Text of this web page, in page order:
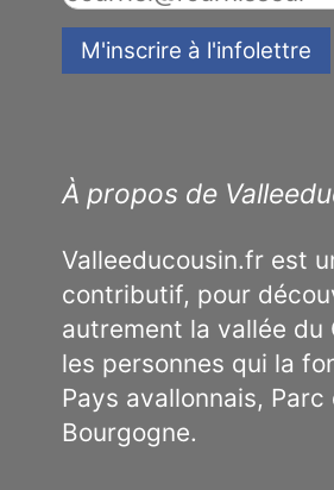
À propos de
Valleeducousin.fr est
contributif, pour
autrement la vallée du
les personnes qui la
Pays avallonnais, Parc
Bourgogne.